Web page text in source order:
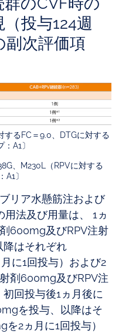
投与124週
副次評価項
するFC＝9.0、DTGに対する
A1〕
、M230L（RPVに対する
A1〕
リア水懸筋注および
用法及び用量は、 1ヵ
600mg及びRPV注射
はそれぞれ
に1回投与）および2
剤600mg及びRPV注
回投与後1ヵ月後に
を投与、以降はそ
2ヵ月に1回投与）